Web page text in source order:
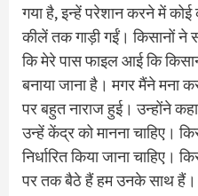
गया है, इन्हें परेशान करने में
कीलें तक गाड़ी गईं। किसानों ने
कि मेरे पास फाइल आई कि
बनाया जाना है। मगर मैंने मना
पर बहुत नाराज हुई। उन्होंने
उन्हें केंद्र को मानना चाहिए।
निर्धारित किया जाना
पर तक बैठे हैं हम उनके साथ हैं।